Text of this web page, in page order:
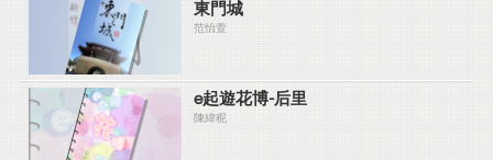
東門城
范怡萱
e起遊花博-后里
陳緯秜